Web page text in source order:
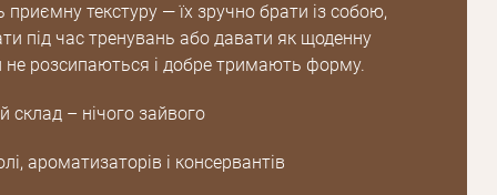
приємну текстуру — їх зручно брати із собою,
під час тренувань або давати як щоденну
не розсипаються і добре тримають форму.
склад – нічого зайвого
ароматизаторів і консервантів
Повторіть
Зареєструватися